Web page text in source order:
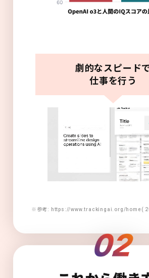
劇的なスピード
仕事を行う
※参考: https://www.trackingai.org/home(